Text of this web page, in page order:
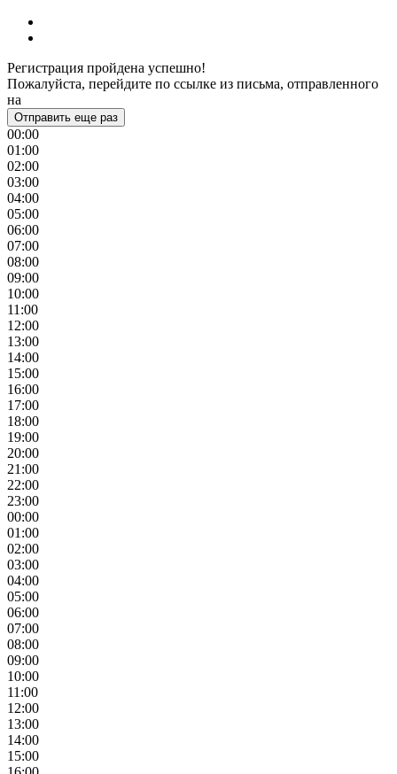
Регистрация пройдена успешно!
Пожалуйста, перейдите по ссылке из письма, отправленного
на
Отправить еще раз
00:00
01:00
02:00
03:00
04:00
05:00
06:00
07:00
08:00
09:00
10:00
11:00
12:00
13:00
14:00
15:00
16:00
17:00
18:00
19:00
20:00
21:00
22:00
23:00
00:00
01:00
02:00
03:00
04:00
05:00
06:00
07:00
08:00
09:00
10:00
11:00
12:00
13:00
14:00
15:00